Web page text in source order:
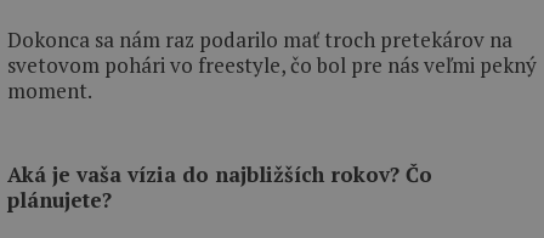
Dokonca sa nám raz podarilo mať troch pretekárov na
svetovom pohári vo freestyle, čo bol pre nás veľmi pekný
moment.
Aká je vaša vízia do najbližších rokov? Čo
plánujete?